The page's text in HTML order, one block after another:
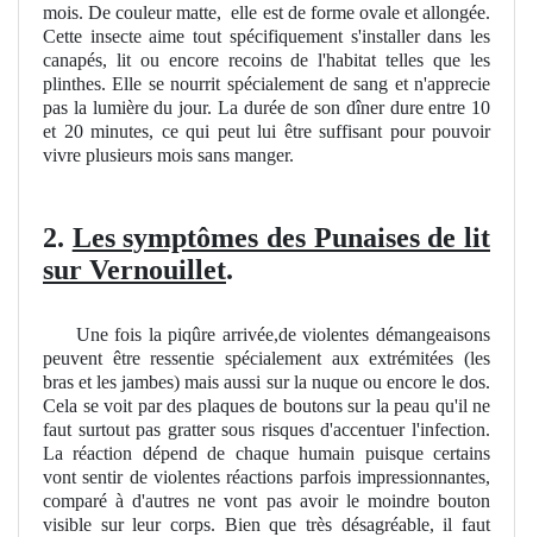
mois. De couleur matte, elle est de forme ovale et allongée.
Cette insecte aime tout spécifiquement s'installer dans les
canapés, lit ou encore recoins de l'habitat telles que les
plinthes. Elle se nourrit spécialement de sang et n'apprecie
pas la lumière du jour. La durée de son dîner dure entre 10
et 20 minutes, ce qui peut lui être suffisant pour pouvoir
vivre plusieurs mois sans manger.
2. Les symptômes des Punaises de lit
sur Vernouillet.
Une fois la piqûre arrivée,de violentes démangeaisons
peuvent être ressentie spécialement aux extrémitées (les
bras et les jambes) mais aussi sur la nuque ou encore le dos.
Cela se voit par des plaques de boutons sur la peau qu'il ne
faut surtout pas gratter sous risques d'accentuer l'infection.
La réaction dépend de chaque humain puisque certains
vont sentir de violentes réactions parfois impressionnantes,
comparé à d'autres ne vont pas avoir le moindre bouton
visible sur leur corps. Bien que très désagréable, il faut